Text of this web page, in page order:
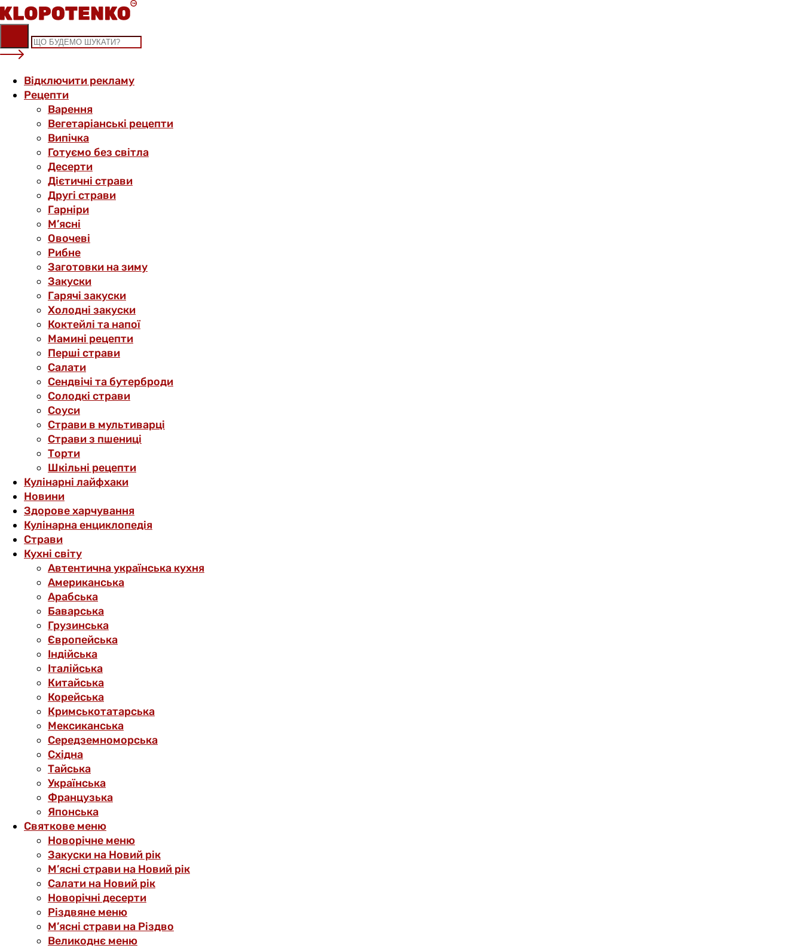
Skip
to
content
Відключити рекламу
Рецепти
Варення
Вегетаріанські рецепти
Випічка
Готуємо без світла
Десерти
Дієтичні страви
Другі страви
Гарніри
М’ясні
Овочеві
Рибне
Заготовки на зиму
Закуски
Гарячі закуски
Холодні закуски
Коктейлі та напої
Мамині рецепти
Перші страви
Салати
Сендвічі та бутерброди
Солодкі страви
Соуси
Страви в мультиварці
Страви з пшениці
Торти
Шкільні рецепти
Кулінарні лайфхаки
Новини
Здорове харчування
Кулінарна енциклопедія
Страви
Кухні світу
Автентична українська кухня
Американська
Арабська
Баварська
Грузинська
Європейська
Індійська
Італійська
Китайська
Корейська
Кримськотатарська
Мексиканська
Середземноморська
Східна
Тайська
Українська
Французька
Японська
Святкове меню
Новорічне меню
Закуски на Новий рік
М’ясні страви на Новий рік
Салати на Новий рік
Новорічні десерти
Різдвяне меню
М’ясні страви на Різдво
Великоднє меню